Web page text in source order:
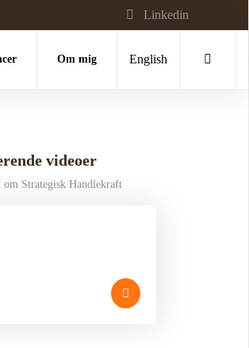
Linkedin
Om mig English
videoer
om Strategisk Handlekraft